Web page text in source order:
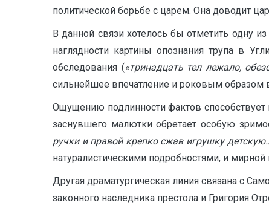
политической борьбе с царем. Она доводит
В данной связи хотелось бы отметить одну
наглядности картины опознания трупа в
обследования («тринадцать тел лежало,
сильнейшее впечатление и роковым образом
Ощущению подлинности фактов способствует
заснувшего малютки обретает особую
ручки и правой крепко сжав игрушку
натуралистическими подробностями, и
Другая драматургическая линия связана с
законного наследника престола и Григория